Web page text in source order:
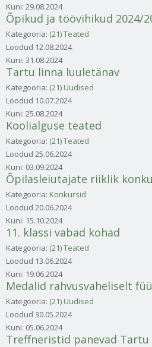
Kuni: 29.08.2024
Õpikud ja töövihikud 2024/
Kategooria: (21) Teated
Loodud 12.08.2024
Kuni: 31.08.2024
Tartu linna luuletänav
Kategooria: (21) Uudised
Loodud 10.07.2024
Kuni: 25.08.2024
Koolialguse teated
Kategooria: (21) Teated
Loodud 25.06.2024
Kuni: 03.09.2024
Õpilasleiutajate riiklik
Kategooria: Konkursid
Loodud 20.06.2024
Kuni: 15.10.2024
11. klassi vabad kohad
Kategooria: (21) Teated
Loodud 13.06.2024
Kuni: 19.06.2024
Medalid rahvusvaheliselt
Kategooria: (21) Uudised
Loodud 30.05.2024
Kuni: 05.06.2024
Treffneristid panevad